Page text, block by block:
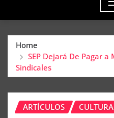
Home
SEP Dejará De Pagar
Sindicales
ARTÍCULOS